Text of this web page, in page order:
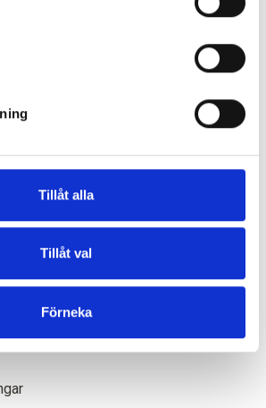
, där du också hittar information om
Tillåt alla
Tillåt val
Förneka